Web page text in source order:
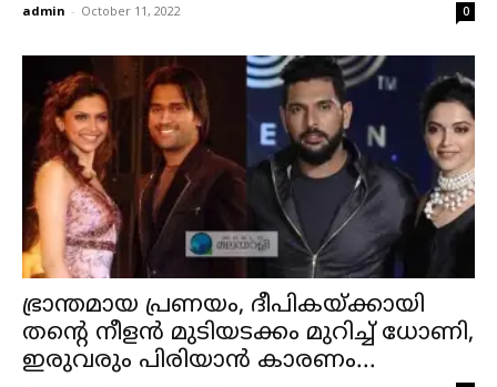
admin - October 11, 2022 0
ഭ്രാന്തമായ പ്രണയം, ദീപികയ്ക്കായി
തന്റെ നീളന്‍ മുടിയടക്കം മുറിച്ച് ധോണി,
ഇരുവരും പിരിയാന്‍ കാരണം...